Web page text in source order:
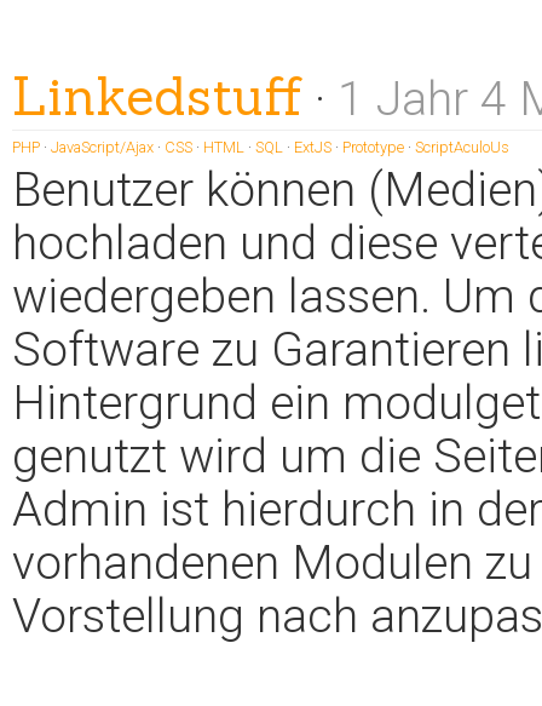
Linkedstuff · 1 Jahr 4
PHP · JavaScript/Ajax · CSS · HTML · SQL · ExtJS · Prototype · ScriptAculoUs
Benutzer können
hochladen und diese
wiedergeben lassen. Um
Software zu Garantieren
Hintergrund ein
genutzt wird um die
Admin ist hierdurch in
vorhandenen Modulen
Vorstellung nach